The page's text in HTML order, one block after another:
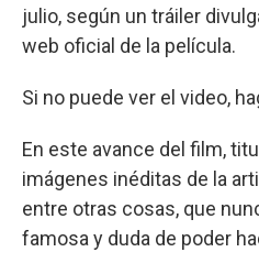
julio, según un tráiler
web oficial de la película.
Si no puede ver el video,
En este avance del film,
imágenes inéditas de la
entre otras cosas, que
famosa y duda de poder